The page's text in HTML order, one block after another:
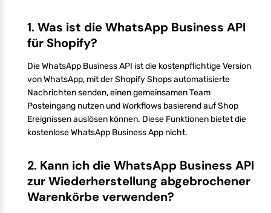
1. Was ist die WhatsApp Business API
für Shopify?
Die WhatsApp Business API ist die kostenpflichtige Version
von WhatsApp, mit der Shopify Shops automatisierte
Nachrichten senden, einen gemeinsamen Team
Posteingang nutzen und Workflows basierend auf Shop
Ereignissen auslösen können. Diese Funktionen bietet die
kostenlose WhatsApp Business App nicht.
2. Kann ich die WhatsApp Business API
zur Wiederherstellung abgebrochener
Warenkörbe verwenden?